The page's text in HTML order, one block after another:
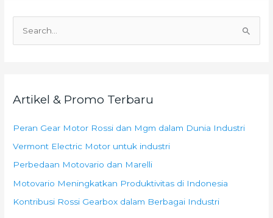
u
t
u
k
:
Artikel & Promo Terbaru
Peran Gear Motor Rossi dan Mgm dalam Dunia Industri
Vermont Electric Motor untuk industri
Perbedaan Motovario dan Marelli
Motovario Meningkatkan Produktivitas di Indonesia
Kontribusi Rossi Gearbox dalam Berbagai Industri